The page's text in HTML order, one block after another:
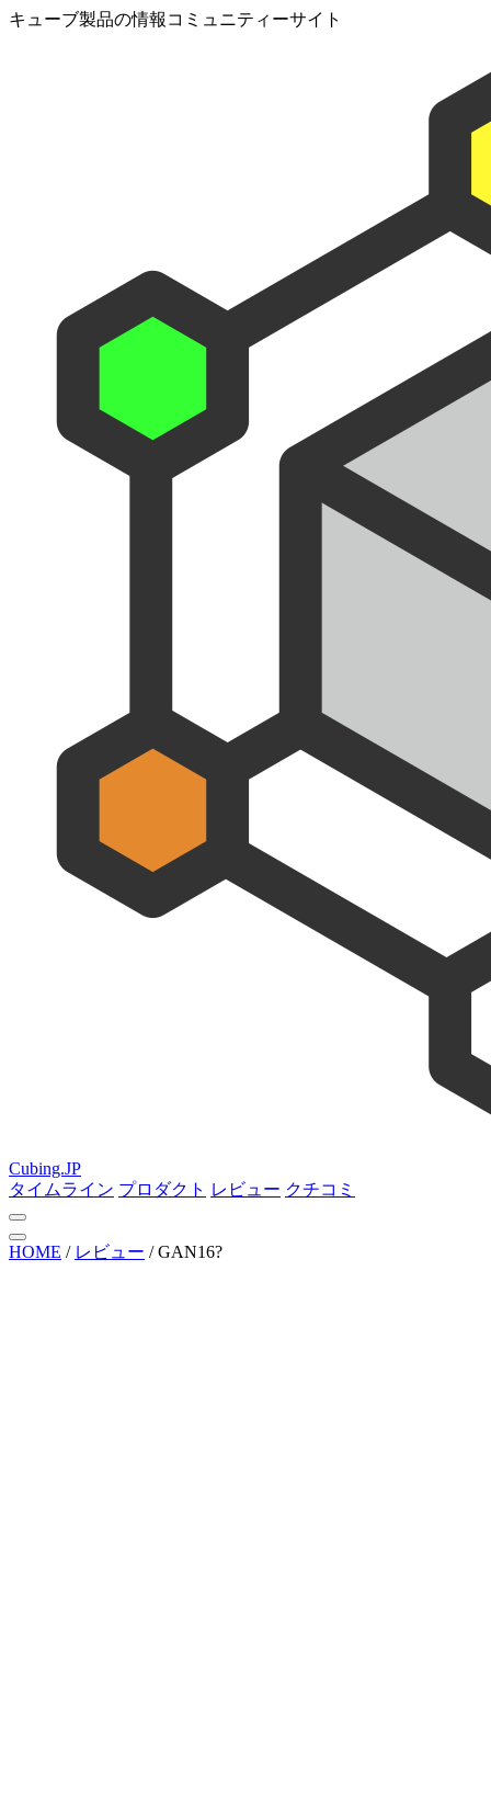
キューブ製品の情報コミュニティーサイト
Cubing.JP
タイムライン プロダクト レビュー クチコミ
HOME / レビュー / GAN16?